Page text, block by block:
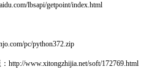
lbsapi/getpoint/index.html
pc/python372.zip
http://www.xitongzhijia.net/soft/172769.html